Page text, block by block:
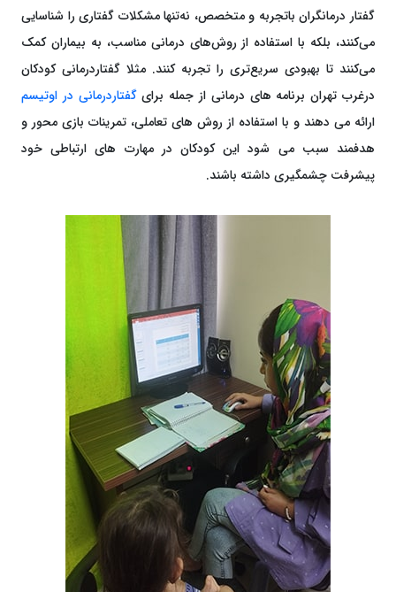
گفتار درمانگران باتجربه و متخصص، نه‌تنها مشکلات گفتاری را شناسایی
می‌کنند، بلکه با استفاده از روش‌های درمانی مناسب، به بیماران کمک
می‌کنند تا بهبودی سریع‌تری را تجربه کنند. مثلا گفتاردرمانی کودکان
درغرب تهران برنامه های درمانی از جمله برایگفتاردرمانی در اوتیسم
ارائه می دهند و با استفاده از روش های تعاملی، تمرینات بازی محور و
هدفمند سبب می شود این کودکان در مهارت های ارتباطی خود
پیشرفت چشمگیری داشته باشند.